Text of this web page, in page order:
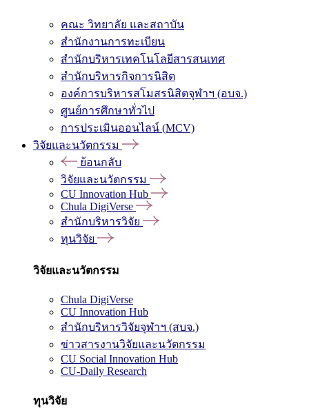
คณะ วิทยาลัย และสถาบัน
สำนักงานการทะเบียน
สำนักบริหารเทคโนโลยีสารสนเทศ
สำนักบริหารกิจการนิสิต
องค์การบริหารสโมสรนิสิตจุฬาฯ (อบจ.)
ศูนย์การศึกษาทั่วไป
การประเมินออนไลน์ (MCV)
วิจัยและนวัตกรรม
ย้อนกลับ
วิจัยและนวัตกรรม
CU Innovation Hub
Chula DigiVerse
สำนักบริหารวิจัย
ทุนวิจัย
วิจัยและนวัตกรรม
Chula DigiVerse
CU Innovation Hub
สำนักบริหารวิจัยจุฬาฯ (สบจ.)
ข่าวสารงานวิจัยและนวัตกรรม
CU Social Innovation Hub
CU-Daily Research
ทุนวิจัย